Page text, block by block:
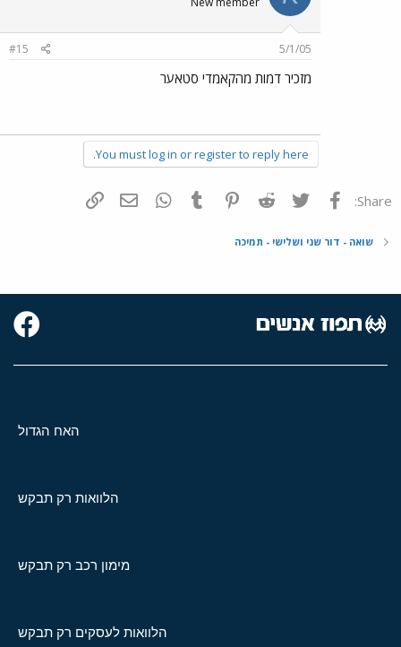
5/1/05
#15
מזכיר דמות מהקאמדי סטאער
You must log in or register to reply here.
Share: פייסבוק Twitter
Reddit
Pinterest
Tumblr
WhatsAppדואר אלקטרוני
שואה - דור שני ושלישי - תמיכה
האח הגדול
הלוואות רק תבקש
מימון רכב רק תבקש
הלוואות לעסקים רק תבקש